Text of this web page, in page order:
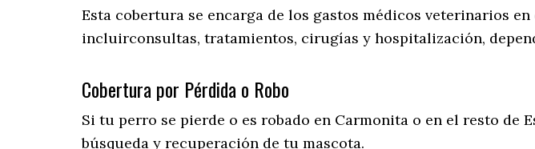
Esta cobertura se encarga de los gastos médicos veterinarios en
incluirconsultas, tratamientos, cirugías y hospitalización,
Cobertura por Pérdida o Robo
Si tu perro se pierde o es robado en Carmonita o en el resto de
búsqueda y recuperación de tu mascota.